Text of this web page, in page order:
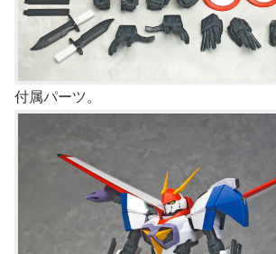
付属パーツ。